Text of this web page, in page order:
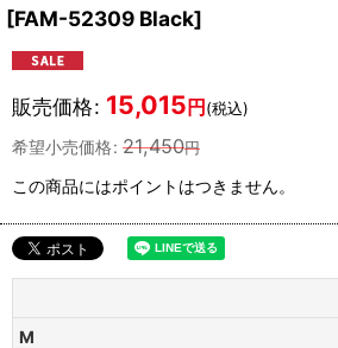
[FAM-52309 Black]
販売価格: 15,015 円 (税込)
希望小売価格: 21,450円
この商品にはポイントはつきません。
M